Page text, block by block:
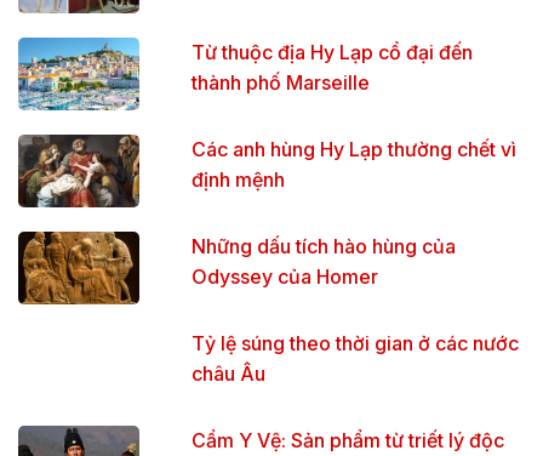
Từ thuộc địa Hy Lạp cổ đại đến
thành phố Marseille
Các anh hùng Hy Lạp thường chết vì
định mệnh
Những dấu tích hào hùng của
Odyssey của Homer
Tỷ lệ súng theo thời gian ở các nước
châu Âu
Cẩm Y Vệ: Sản phẩm từ triết lý độc